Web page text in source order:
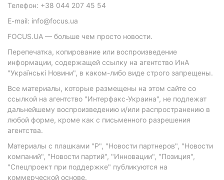
Телефон: +38 044 207 45 54
E-mail: info@focus.ua
FOCUS.UA — больше чем просто новости.
Перепечатка, копирование или воспроизведение
информации, содержащей ссылку на агентство ИнА
"Українські Новини", в каком-либо виде строго запрещены.
Все материалы, которые размещены на этом сайте со
ссылкой на агентство "Интерфакс-Украина", не подлежат
дальнейшему воспроизведению и/или распространению в
любой форме, кроме как с письменного разрешения
агентства.
Материалы с плашками "Р", "Новости партнеров", "Новости
компаний", "Новости партий", "Инновации", "Позиция",
"Спецпроект при поддержке" публикуются на
коммерческой основе.